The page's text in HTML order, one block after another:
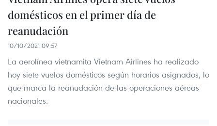
domésticos en el primer día de
reanudación
10/10/2021 09:57
La aerolínea vietnamita Vietnam Airlines ha realizado
hoy siete vuelos domésticos según horarios asignados, lo
que marca la reanudación de las operaciones aéreas
nacionales.